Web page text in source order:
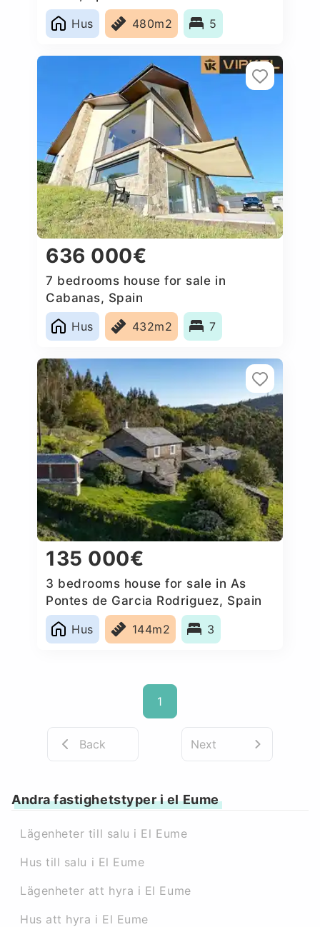
Hus
480m2 5
636 000€
7 bedrooms house for sale in
Cabanas, Spain
Hus
432m2 7
135 000€
3 bedrooms house for sale in As
Pontes de Garcia Rodriguez, Spain
Hus
144m2 3
1
Back Next
Andra fastighetstyper i el Eume
Lägenheter till salu i El Eume
Hus till salu i El Eume
Lägenheter att hyra i El Eume
Hus att hyra i El Eume